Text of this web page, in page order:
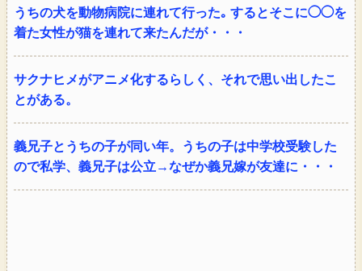
うちの犬を動物病院に連れて行った｡ するとそこに◯◯を
着た女性が猫を連れて来たんだが・・・
サクナヒメがアニメ化するらしく、それで思い出したこ
とがある。
義兄子とうちの子が同い年。うちの子は中学校受験した
ので私学、義兄子は公立→なぜか義兄嫁が友達に・・・